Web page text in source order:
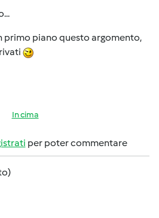
primo piano questo argomento,
In cima
per poter commentare